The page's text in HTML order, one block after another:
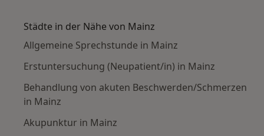
Städte in der Nähe von Mainz
Allgemeine Sprechstunde in Mainz
Erstuntersuchung (Neupatient/in) in Mainz
Behandlung von akuten Beschwerden/Schmerzen
in Mainz
Akupunktur in Mainz